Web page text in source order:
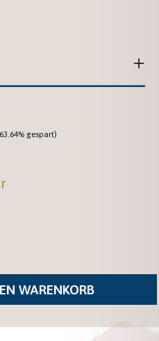
Preis: gespart)
WARENKORB